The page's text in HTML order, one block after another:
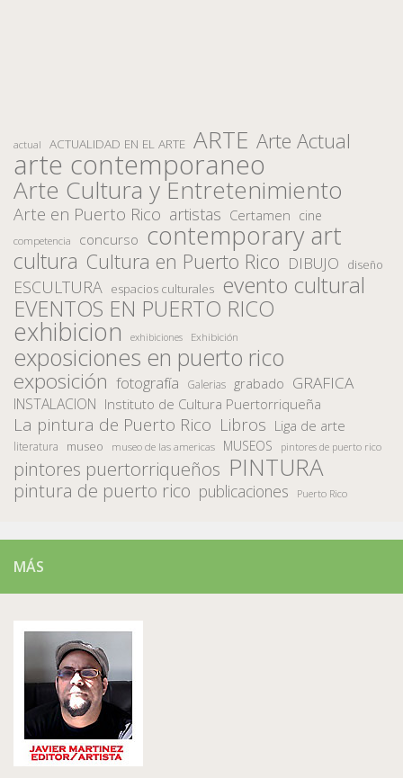
actual ACTUALIDAD EN EL ARTE ARTE Arte Actual
arte contemporaneo
Arte Cultura y Entretenimiento
Arte en Puerto Rico artistas Certamen cine
competencia concurso contemporary art
cultura Cultura en Puerto Rico DIBUJO diseño
ESCULTURA espacios culturales evento cultural
EVENTOS EN PUERTO RICO
exhibicion exhibiciones Exhibición
exposiciones en puerto rico
exposición fotografía Galerias grabado GRAFICA
INSTALACION Instituto de Cultura Puertorriqueña
La pintura de Puerto Rico Libros Liga de arte
literatura museo museo de las americas MUSEOS pintores de puerto rico
pintores puertorriqueños PINTURA
pintura de puerto rico publicaciones Puerto Rico
MÁS